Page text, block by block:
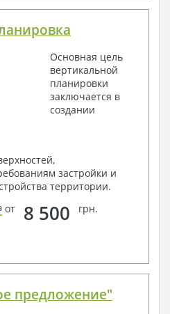
Основная цель
вертикальной
планировки
заключается в
создании
застройки и
территории.
от 8 500 грн.
предложение"